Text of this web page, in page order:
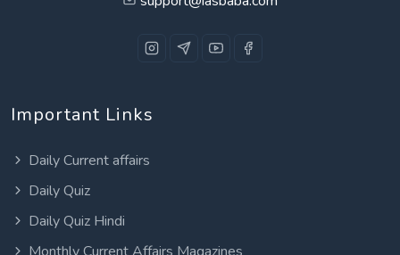
Important Links
Daily Current affairs
Daily Quiz
Daily Quiz Hindi